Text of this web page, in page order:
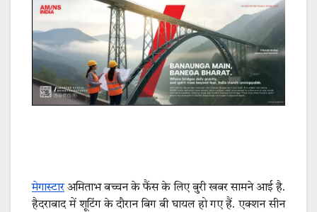
मेगास्टारअमिताभ बच्चन के फैंस के लिए बुरी खबर सामने आई है.
हैदराबाद में शूटिंग के दौरान बिग बी घायल हो गए हैं. एक्शन सीन